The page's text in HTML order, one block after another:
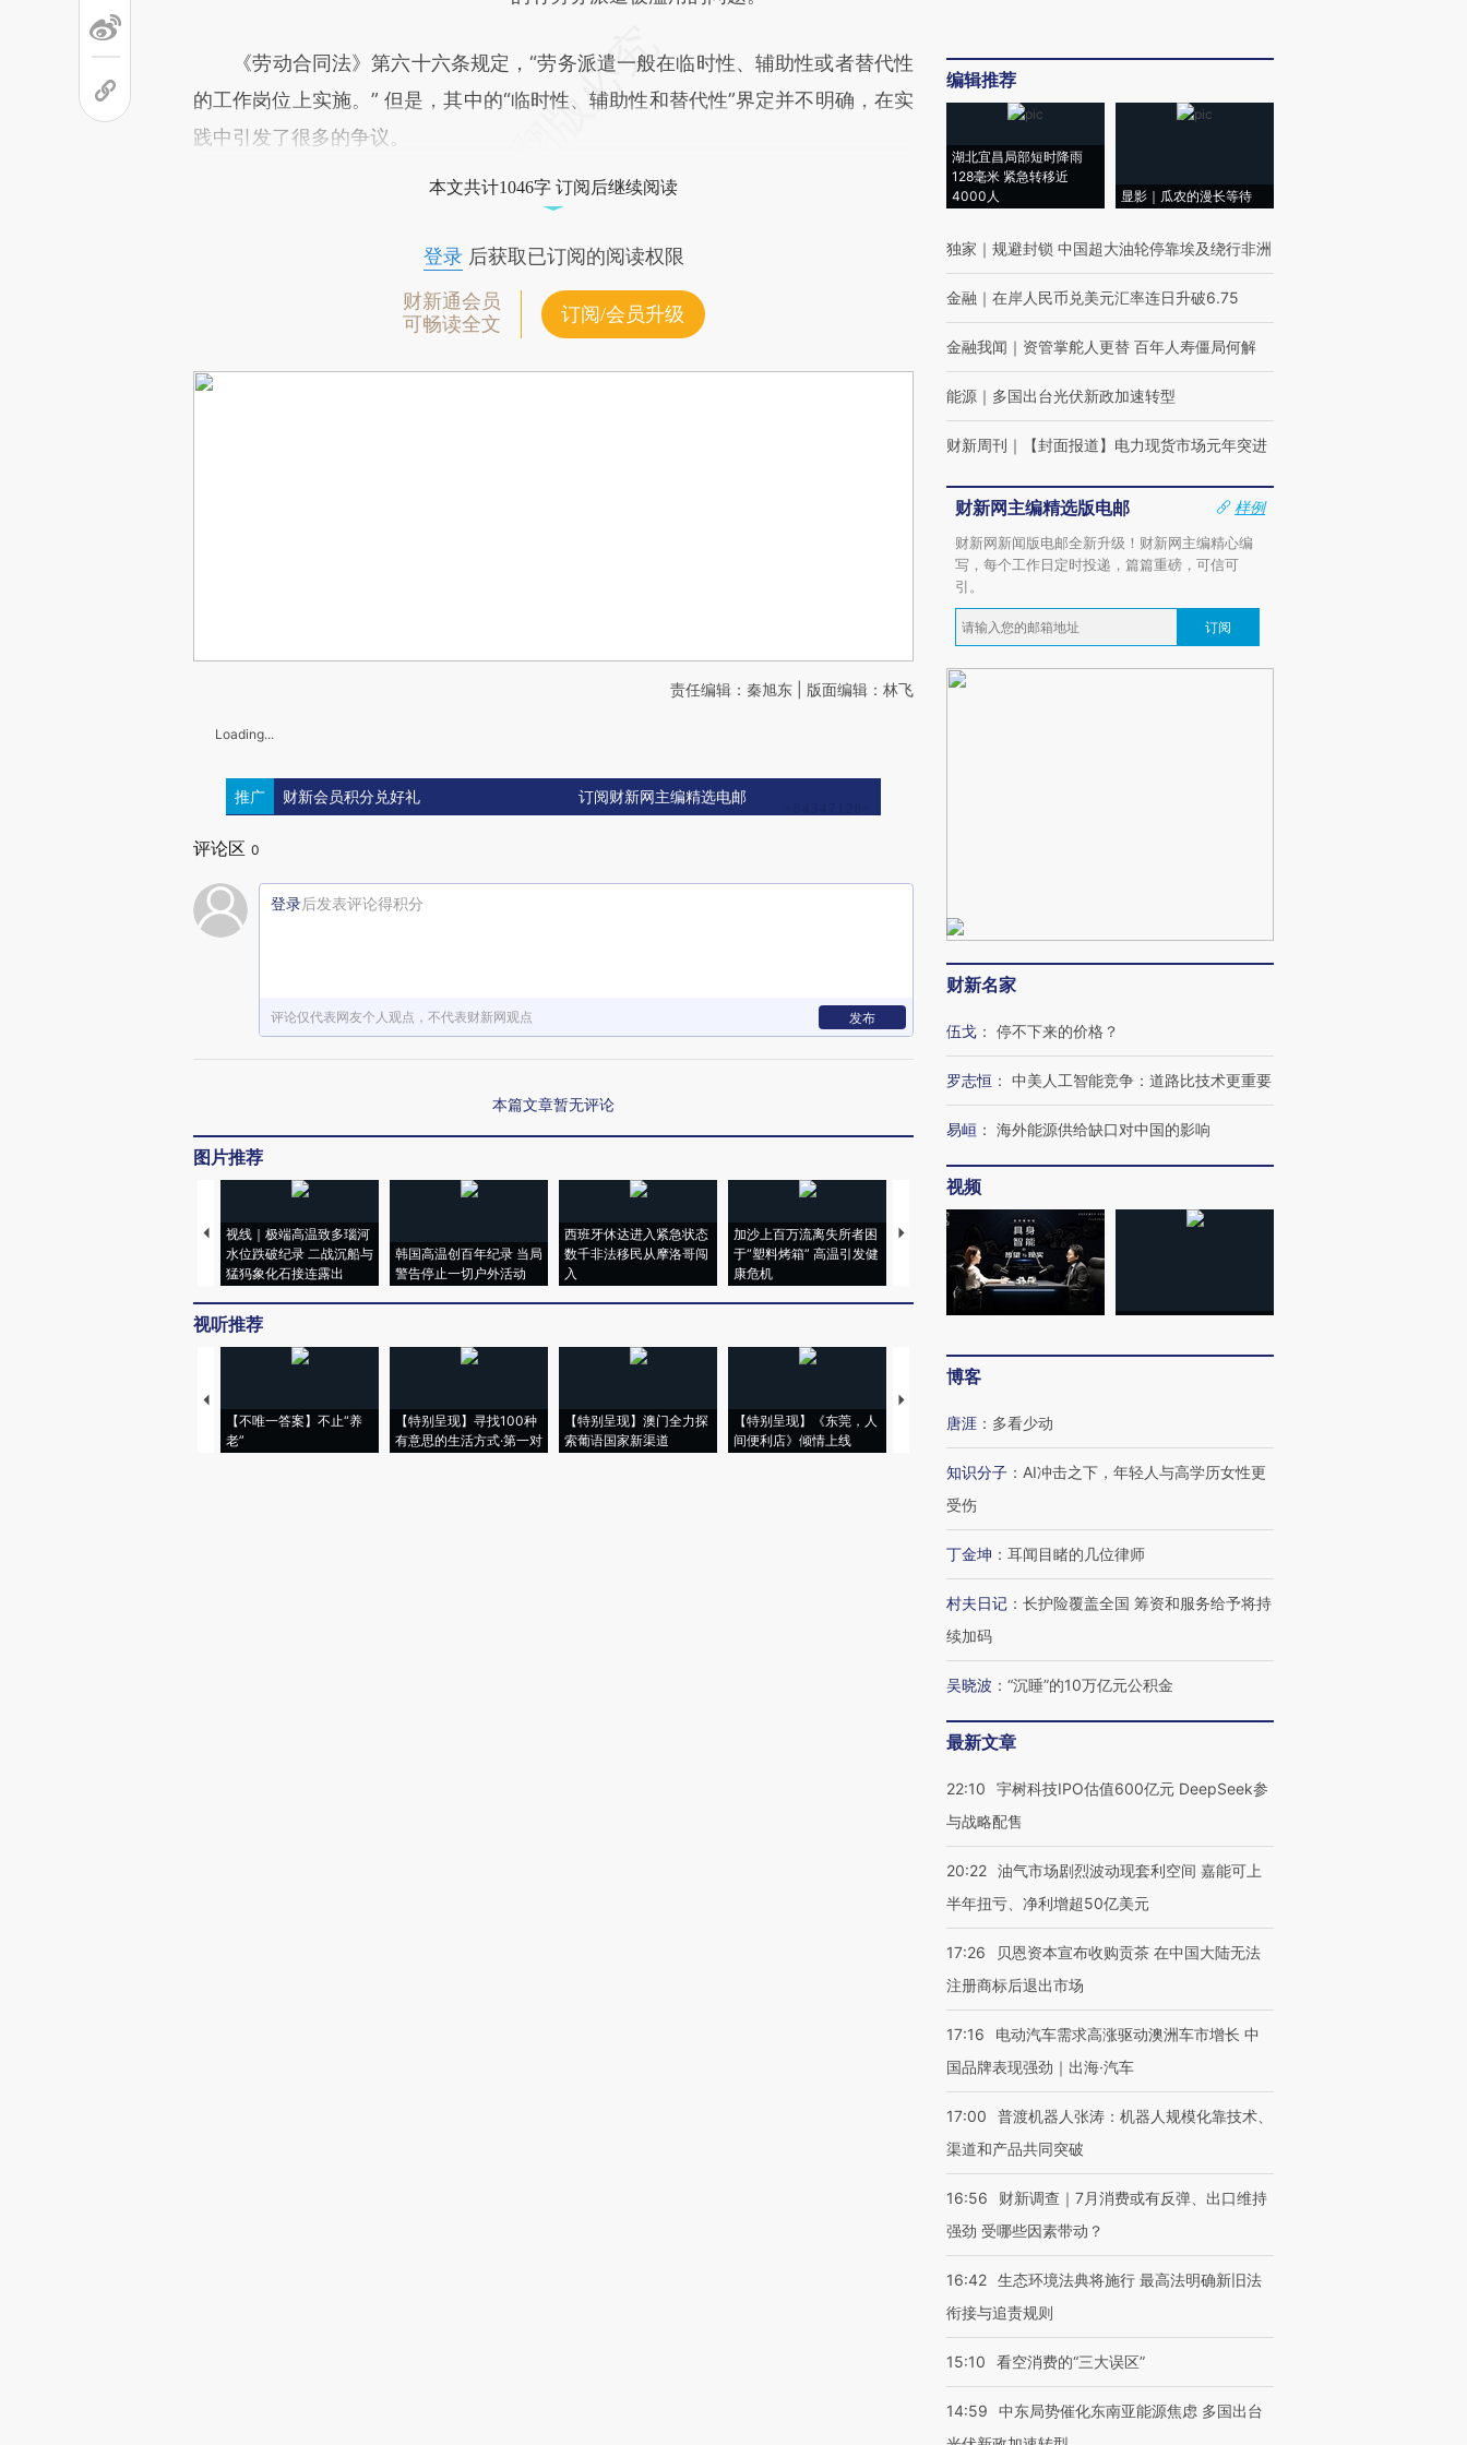
《劳动合同法》第六十六条规定，“劳务派遣一般在临时性、辅助性或者替代性
的工作岗位上实施。” 但是，其中的“临时性、辅助性和替代性”界定并不明确，在实
践中引发了很多的争议。
本文共计1046字 订阅后继续阅读
登录后获取已订阅的阅读权限
财新通会员
可畅读全文
订阅/会员升级
责任编辑：秦旭东 | 版面编辑：林飞
Loading...
推广 财新会员积分兑好礼 订阅财新网主编精选电邮
评论区 0
登录后发表评论得积分
评论仅代表网友个人观点，不代表财新网观点 发布
本篇文章暂无评论
图片推荐
视线｜极端高温致多瑙河
水位跌破纪录 二战沉船与
猛犸象化石接连露出
韩国高温创百年纪录 当局
警告停止一切户外活动
西班牙休达进入紧急状态
数千非法移民从摩洛哥闯
入
加沙上百万流离失所者困
于“塑料烤箱” 高温引发健
康危机
视线｜HYROX的吸金
术：是什么让中产们甘
心“花钱找虐”？
粒摇头丸 尿检体内含3种
毒品
视听推荐
【不唯一答案】不止“养
老”
【特别呈现】寻找100种
有意思的生活方式·第一对
【特别呈现】澳门全力探
索葡语国家新渠道
【特别呈现】《东莞，人
间便利店》倾情上线
【推广】走进第四届链博
会，让数智科技“链”接产
编辑推荐
湖北宜昌局部短时降雨
128毫米 紧急转移近
4000人
显影｜瓜农的漫长等待
独家 ｜ 规避封锁 中国超大油轮停靠埃及绕行非洲
金融 ｜ 在岸人民币兑美元汇率连日升破6.75
金融我闻 ｜ 资管掌舵人更替 百年人寿僵局何解
能源 ｜ 多国出台光伏新政加速转型
财新周刊 ｜ 【封面报道】电力现货市场元年突进
财新网主编精选版电邮
样例
财新网新闻版电邮全新升级！财新网主编精心编
写，每个工作日定时投递，篇篇重磅，可信可
引。
订阅
财新名家
伍戈 ： 停不下来的价格？
罗志恒 ： 中美人工智能竞争：道路比技术更重要
易峘 ： 海外能源供给缺口对中国的影响
视频
博客
唐涯 ： 多看少动
知识分子 ： AI冲击之下，年轻人与高学历女性更
受伤
丁金坤 ： 耳闻目睹的几位律师
村夫日记 ： 长护险覆盖全国 筹资和服务给予将持
续加码
吴晓波 ： “沉睡”的10万亿元公积金
最新文章
22:10
宇树科技IPO估值600亿元 DeepSeek参
与战略配售
20:22 油气市场剧烈波动现套利空间 嘉能可上
半年扭亏、净利增超50亿美元
17:26
贝恩资本宣布收购贡茶 在中国大陆无法
注册商标后退出市场
17:16
电动汽车需求高涨驱动澳洲车市增长 中
国品牌表现强劲｜出海·汽车
17:00
普渡机器人张涛：机器人规模化靠技术、
渠道和产品共同突破
16:56
财新调查｜7月消费或有反弹、出口维持
强劲 受哪些因素带动？
16:42 生态环境法典将施行 最高法明确新旧法
衔接与追责规则
15:10 看空消费的“三大误区”
14:59
中东局势催化东南亚能源焦虑 多国出台